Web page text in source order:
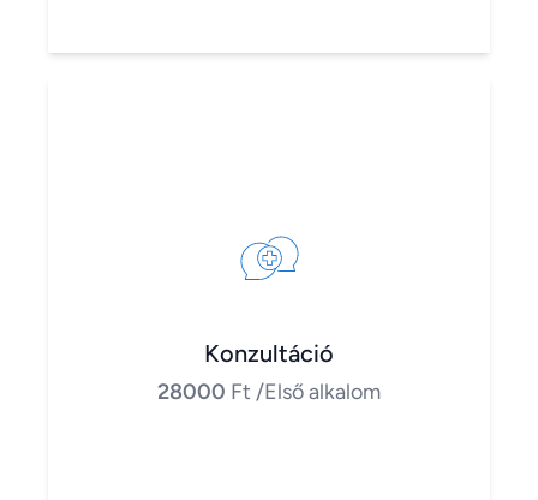
Konzultáció
28000 Ft /Első alkalom